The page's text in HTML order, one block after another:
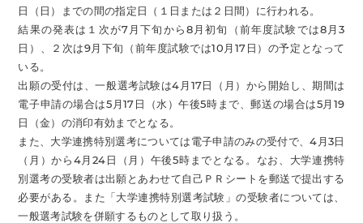
日（日）までの間の指定日（１日または２日間）に行われる。
結果の発表は１次が7月下旬から8月初旬（前年度試験では8月3
日）、２次は9月下旬（前年度試験では10月17日）の予定となって
いる。
出願の受付は、一般選考試験は4月17日（月）から開始し、期間は
電子申請の場合は5月17日（水）午後5時まで、郵送の場合は5月19
日（金）の消印有効までとなる。
また、大学連携特別選考については電子申請のみの受付で、4月3日
（月）から4月24日（月）午後5時までとなる。なお、大学連携特
別選考の受験者は出願とあわせて自己ＰＲシートを郵送で提出する
必要がある。また「大学連携特別選考試験」の受験者については、
一般選考試験を併願するものとして取り扱う。